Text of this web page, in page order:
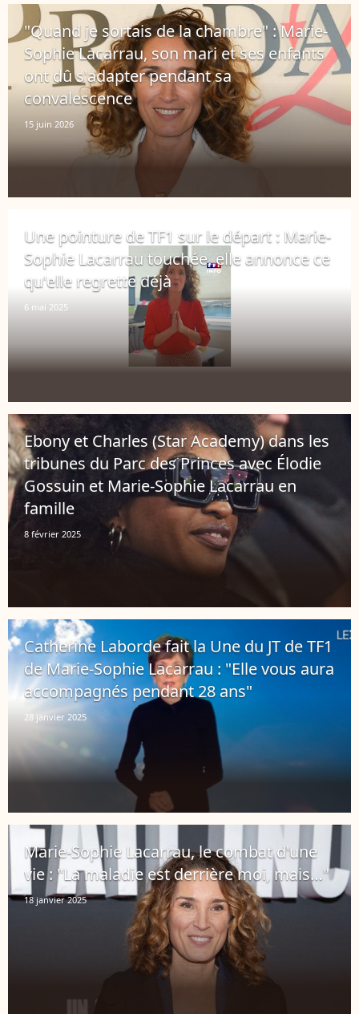
"Quand je sortais de la chambre" : Marie-
Sophie Lacarrau, son mari et ses enfants
ont dû s'adapter pendant sa
convalescence
15 juin 2026
Une pointure de TF1 sur le départ : Marie-
Sophie Lacarrau touchée, elle annonce ce
qu'elle regrette déjà
6 mai 2025
Ebony et Charles (Star Academy) dans les
tribunes du Parc des Princes avec Élodie
Gossuin et Marie-Sophie Lacarrau en
famille
8 février 2025
Catherine Laborde fait la Une du JT de TF1
de Marie-Sophie Lacarrau : "Elle vous aura
accompagnés pendant 28 ans"
28 janvier 2025
Marie-Sophie Lacarrau, le combat d'une
vie : "La maladie est derrière moi, mais…"
18 janvier 2025